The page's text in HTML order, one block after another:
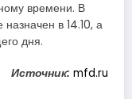
времени. В
в 14.10, а
дня.
Источник: mfd.ru